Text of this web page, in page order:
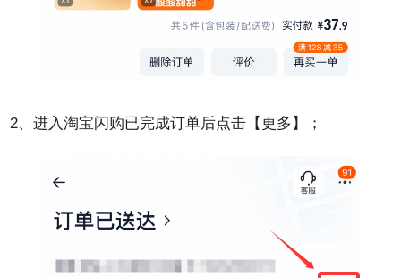
2、进入淘宝闪购已完成订单后点击【更多】；